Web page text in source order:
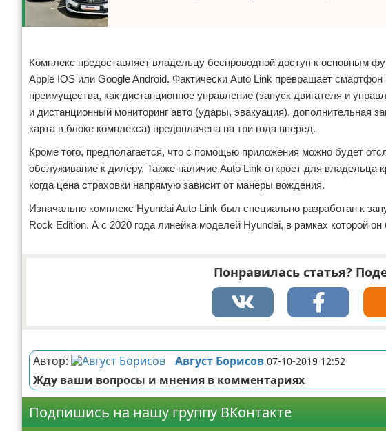
Комплекс предоставляет владельцу беспроводной доступ к основным
Apple IOS или Google Android. Фактически Auto Link превращает
преимущества, как дистанционное управление (запуск двигателя и
и дистанционный мониторинг авто (удары, эвакуация), дополнительная
карта в блоке комплекса) предоплачена на три года вперед.
Кроме того, предполагается, что с помощью приложения можно будет
обслуживание к дилеру. Также наличие Auto Link откроет для владельца
когда цена страховки напрямую зависит от манеры вождения.
Изначально комплекс Hyundai Auto Link был специально разработан к
Rock Edition. А с 2020 года линейка моделей Hyundai, в рамках которой
Понравилась статья?
Автор: Август Борисов 07-10-2019 12:52
Жду ваши вопросы и мнения в комментариях
Подпишись на нашу группу ВКонтакте